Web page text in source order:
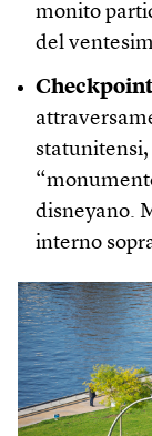
monito
del
disneyano.
interno